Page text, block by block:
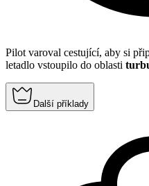
Pilot varoval cestující, aby si
letadlo vstoupilo do oblasti
Další příklady